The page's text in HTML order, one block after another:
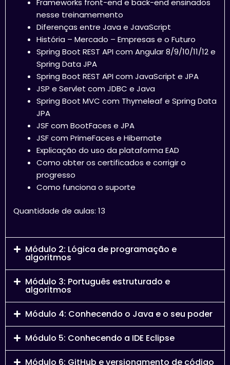
nesse treinamemento
Diferenças entre Java e JavaScript
História – Mercado – Empresas e o Futuro
Spring Boot REST API com Angular 8/9/10/11/12 e
Spring Data JPA
Spring Boot REST API com JavaScript e JPA
JSP e Servlet com JDBC e Java
Spring Boot MVC com Thymeleaf e Spring Data
JPA
JSF com BootFaces e JPA
JSF com PrimeFaces e Hibernate
Explicação do uso da plataforma EAD
Como obter os certificados e corrigir o
progresso
Como funciona o suporte
Quantidade de aulas: 13
Módulo 2: Lógica de programação e
algoritmos
Módulo 3: Português estruturado e
algoritmos
Módulo 4: Conhecendo o Java e o seu poder
Módulo 5: Conhecendo a IDE Eclipse
Módulo 6: GitHub e versionamento de código